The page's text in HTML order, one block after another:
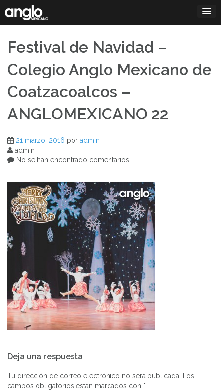
contenido
Festival de Navidad –
Colegio Anglo Mexicano de
Coatzacoalcos –
ANGLOMEXICANO 22
21 marzo, 2016 por admin
admin
No se han encontrado comentarios
de
entradas
Deja una respuesta
Tu dirección de correo electrónico no será publicada. Los
campos obligatorios están marcados con *